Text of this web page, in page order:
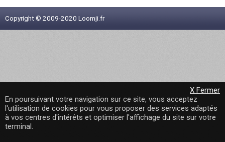
Copyright © 2009-2020 Loomji.fr
X Fermer
En poursuivant votre navigation sur ce site, vous acceptez
l'utilisation de cookies pour vous proposer des services adaptés
à vos centres d'intérêts et optimiser l'affichage du site sur votre
terminal.